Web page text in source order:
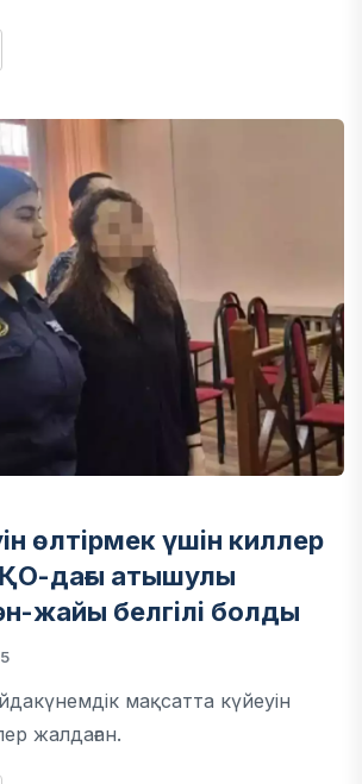
өлтірмек үшін киллер
дағы атышулы
жайы белгілі болды
мақсатта күйеуін
жалдаған.